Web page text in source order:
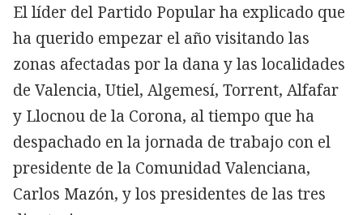
El líder del Partido Popular ha explicado que
ha querido empezar el año visitando las
zonas afectadas por la dana y las localidades
de Valencia, Utiel, Algemesí, Torrent, Alfafar
y Llocnou de la Corona, al tiempo que ha
despachado en la jornada de trabajo con el
presidente de la Comunidad Valenciana,
Carlos Mazón, y los presidentes de las tres